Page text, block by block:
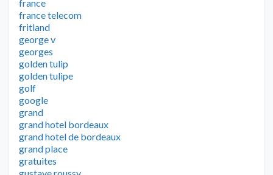
france
france telecom
fritland
george v
georges
golden tulip
golden tulipe
golf
google
grand
grand hotel bordeaux
grand hotel de bordeaux
grand place
gratuites